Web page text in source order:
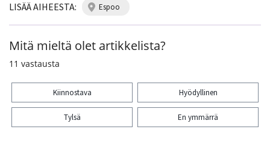
LISÄÄ AIHEESTA: espoo
Mitä mieltä olet artikkelista?
11 vastausta
Kiinnostava Hyödyllinen
Tylsä En ymmärrä